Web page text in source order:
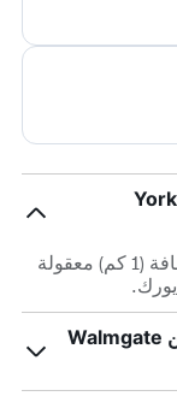
كم يبعد هوتل إنديجو يورك باي آيتش جي عن York
هوتل إنديجو يورك باي آيتش جي على بعد مسافة (1 كم) معقولة
هل هوتل إنديجو يورك باي آيتش جي قريب من Walmgate